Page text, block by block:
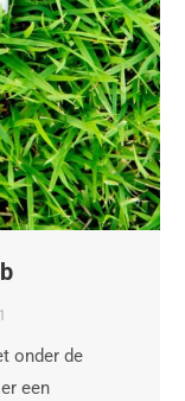
onder de
een